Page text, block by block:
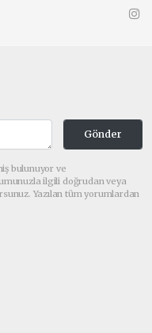
Gönder
bulunuyor ve
ilgili doğrudan veya
Yazılan tüm yorumlardan